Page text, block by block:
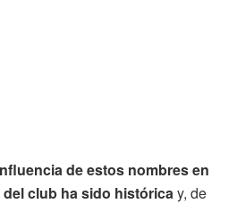
de estos nombres en
club ha sido históricay, de